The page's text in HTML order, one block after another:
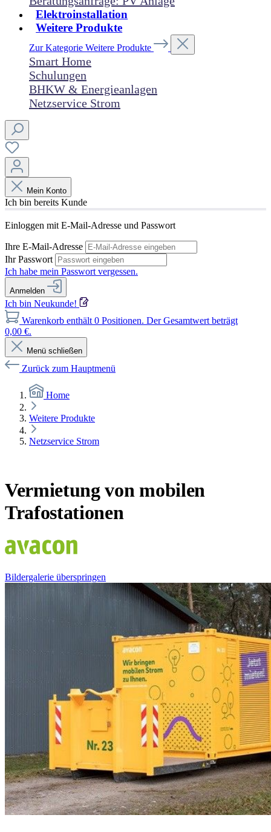
Elektroinstallation
Weitere Produkte
Zur Kategorie Weitere Produkte
Smart Home
Schulungen
BHKW & Energieanlagen
Netzservice Strom
Mein Konto
Ich bin bereits Kunde
Einloggen mit E-Mail-Adresse und Passwort
Ihre E-Mail-Adresse
Ihr Passwort
Ich habe mein Passwort vergessen.
Anmelden
Ich bin Neukunde!
Warenkorb enthält 0 Positionen. Der Gesamtwert beträgt
0,00 €.
Menü schließen
Zurück zum Hauptmenü
Home
Weitere Produkte
Netzservice Strom
Vermietung von mobilen
Trafostationen
Bildergalerie überspringen